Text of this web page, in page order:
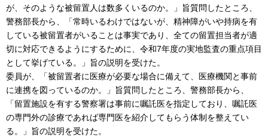
が、そのような被留置人は数多くいるのか。」旨質問したところ、
警務部長から、「常時いるわけではないが、精神障がいや持病を有
している被留置者がいることは事実であり、全ての留置担当者が適
切に対応できるようにするために、令和7年度の実地監査の重点項目
として挙げている。」旨の説明を受けた。
委員が、「被留置者に医療が必要な場合に備えて、医療機関と事前
に連携を図っているのか。」旨質問したところ、警務部長から、
「留置施設を有する警察署は事前に嘱託医を指定しており、嘱託医
の専門外の診療であれば専門医を紹介してもらう体制を整えてい
る。」旨の説明を受けた。